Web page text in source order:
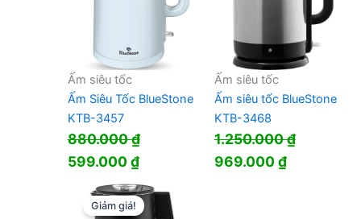
515.000 ₫.
660.000
Ấm siêu tốc
Ấm Siêu Tốc BlueStone
KTB-3457
880.000₫
Giá
599.000₫Giá
hiện
tại
Ấm siêu tốc
Ấm siêu tốc BlueStone
KTB-3468
1.250.000₫
Giá
969.000₫Giá
Giảm giá!